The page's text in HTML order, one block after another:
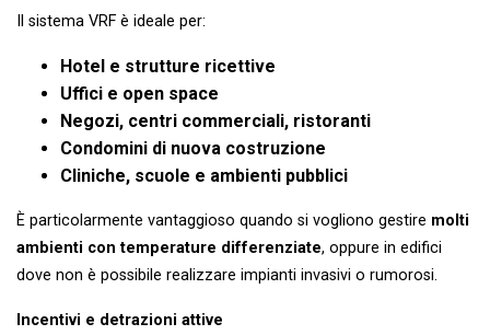
Il sistema VRF è ideale per:
Hotel e strutture ricettive
Uffici e open space
Negozi, centri commerciali, ristoranti
Condomini di nuova costruzione
Cliniche, scuole e ambienti pubblici
È particolarmente vantaggioso quando si vogliono gestire molti
ambienti con temperature differenziate, oppure in edifici
dove non è possibile realizzare impianti invasivi o rumorosi.
Incentivi e detrazioni attive